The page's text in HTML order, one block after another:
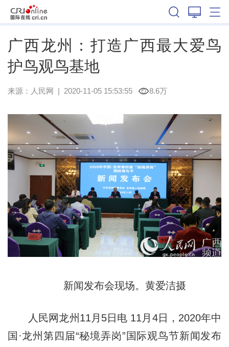
广西龙州：打造广西最大爱鸟
护鸟观鸟基地
来源： 人民网 | 2020-11-05 15:53:55 8.6万
新闻发布会现场。黄爱洁摄
人民网龙州11月5日电 11月4日，2020年中
国·龙州第四届“秘境弄岗”国际观鸟节新闻发布